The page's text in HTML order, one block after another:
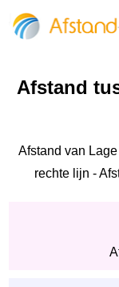
Afstand
Afstand van
rechte lijn -